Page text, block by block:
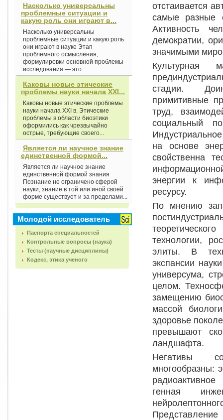
Насколько универсальны
проблемные ситуации и
какую роль они играют в...
Насколько универсальны
проблемные ситуации и какую роль
они играют в науке Этап
проблемного осмысления,
формулировки основной проблемы
исследования — это...
Каковы новые этические
проблемы науки начала XXI...
Каковы новые этические проблемы
науки начала XXI в. Этические
проблемы в области биоэтики
оформились как чрезвычайно
острые, требующие своего...
Является ли научное знание
единственной формой...
Является ли научное знание
единственной формой знания
Познание не ограничено сферой
науки, знание в той или иной своей
форме существует и за пределами...
Молодой исследователь
Паспорта специальностей
Контрольные вопросы (наука)
Тесты (научные дисциплины)
Кодекс, этика ученого
отстаивается
самые разные
Активность
демократии,
значимыми
Культурная
стадии.
примитивные
труд,
социальный
на основе
свойственна
энергии к
ресурсу.
По мнению
технологии,
элиты. В
экспансии
универсума,
целом.
замещению
массой
здоровье
превышают
ландшафта.
Негативы
многообразны:
генная